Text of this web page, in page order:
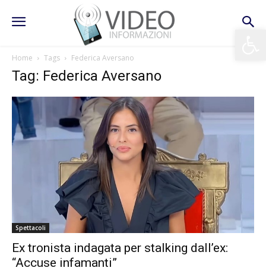
Home Tags Federica Aversano
Tag: Federica Aversano
Spettacoli
Ex tronista indagata per stalking dall’ex:
“Accuse infamanti”